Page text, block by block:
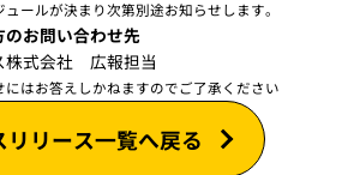
ールが決まり次第別途お知らせします。
お問い合わせ先
株式会社 広報担当
はお答えしかねますのでご了承ください
リリース一覧へ戻る